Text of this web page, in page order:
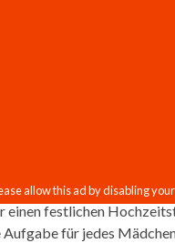
einen festlichen
für jedes